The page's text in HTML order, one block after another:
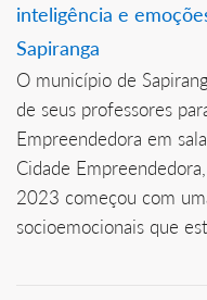
inteligência e
Sapiranga
O município de
de seus professores
Empreendedora em
Cidade
2023 começou com
socioemocionais que